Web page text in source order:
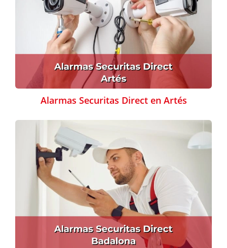
Alarmas Securitas Direct en Artés